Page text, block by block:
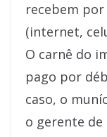
recebem
(internet,
O carnê do
pago por
caso, o
o gerente de